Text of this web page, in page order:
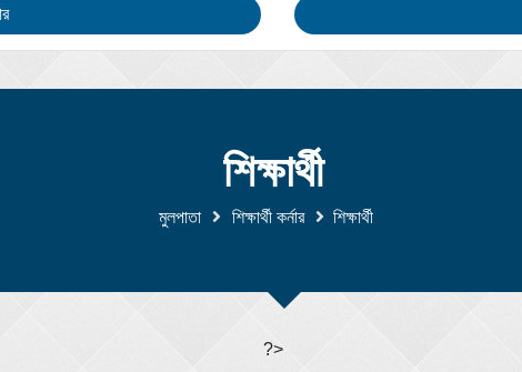
শিক্ষার্থী
মুলপাতা শিক্ষার্থী কর্নার শিক্ষার্থী
?>